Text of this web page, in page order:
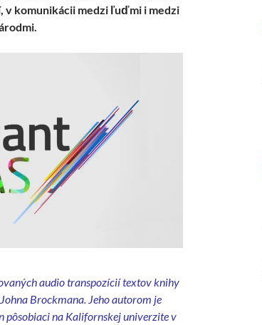
v komunikácii medzi ľuďmi i medzi
audio transpozícií textov knihy
Brockmana. Jeho autorom je
pôsobiaci na Kalifornskej univerzite v